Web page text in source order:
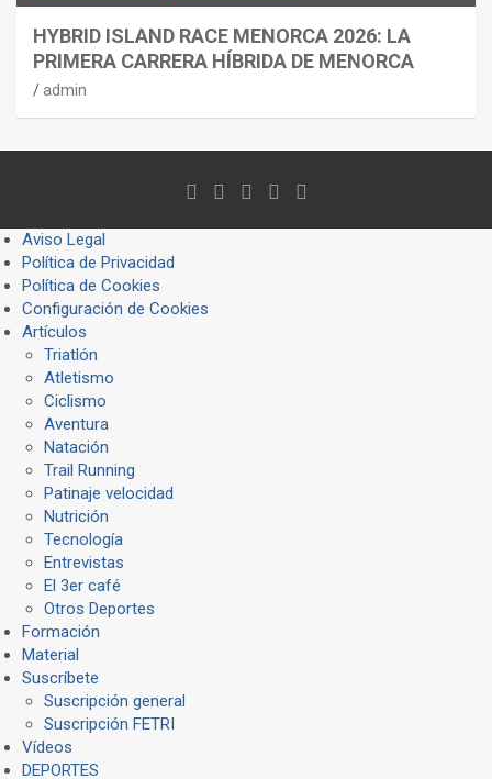
HYBRID ISLAND RACE MENORCA 2026: LA
PRIMERA CARRERA HÍBRIDA DE MENORCA
admin
Aviso Legal
Política de Privacidad
Política de Cookies
Configuración de Cookies
Artículos
Triatlón
Atletismo
Ciclismo
Aventura
Natación
Trail Running
Patinaje velocidad
Nutrición
Tecnología
Entrevistas
El 3er café
Otros Deportes
Formación
Material
Suscríbete
Suscripción general
Suscripción FETRI
Vídeos
DEPORTES